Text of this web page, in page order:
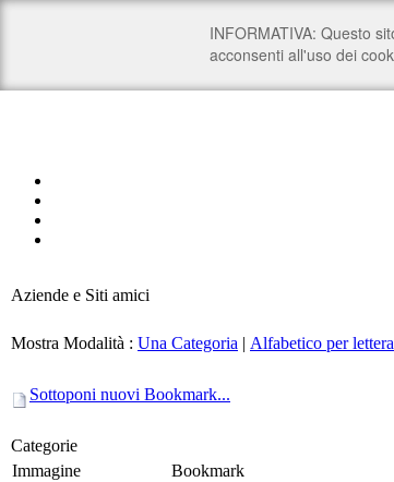
Aziende e Siti amici
Mostra Modalità : Una Categoria | Alfabetico per lettera
Sottoponi nuovi Bookmark...
Categorie
Immagine
Bookmark